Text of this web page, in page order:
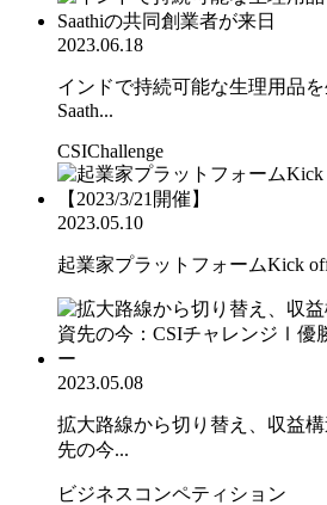
2023.06.18
インドで持続可能な生理用品
Saath...
CSIChallenge
2023.05.10
起業家プラットフォームKick
2023.05.08
拡大路線から切り替え、収益
先の今...
ビジネスコンペティション